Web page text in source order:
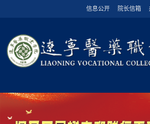
信息公开 院长信箱